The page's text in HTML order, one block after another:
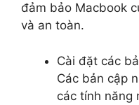
đảm bảo Macbook
và an toàn.
Cài đặt các
Các bản cập
các tính năng